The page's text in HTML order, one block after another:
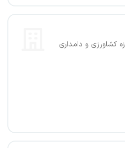
کشاورزی و دامداری